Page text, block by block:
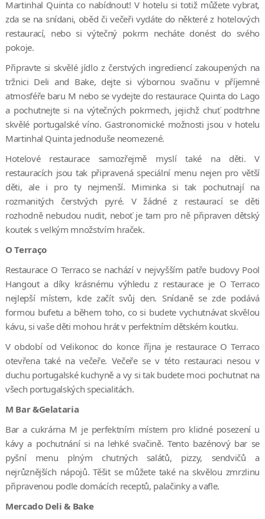
Martinhal Quinta co nabídnout! V hotelu si totiž můžete vybrat,
zda se na snídani, oběd či večeři vydáte do některé z hotelových
restaurací, nebo si výtečný pokrm necháte donést do svého
pokoje.
Připravte si skvělé jídlo z čerstvých ingrediencí zakoupených na
tržnici Deli and Bake, dejte si výbornou svačinu v příjemné
atmosféře baru M nebo se vydejte do restaurace Quinta do Lago
a pochutnejte si na výtečných pokrmech, jejichž chuť podtrhne
skvělé portugalské víno. Gastronomické možnosti jsou v hotelu
Martinhal Quinta jednoduše neomezené.
Hotelové restaurace samozřejmě myslí také na děti. V
restauracích jsou tak připravená speciální menu nejen pro větší
děti, ale i pro ty nejmenší. Miminka si tak pochutnají na
rozmanitých čerstvých pyré. V žádné z restaurací se děti
rozhodně nebudou nudit, neboť je tam pro ně připraven dětský
koutek s velkým množstvím hraček.
O Terraço
Restaurace O Terraco se nachází v nejvyšším patře budovy Pool
Hangout a díky krásnému výhledu z restaurace je O Terraco
nejlepší místem, kde začít svůj den. Snídaně se zde podává
formou bufetu a během toho, co si budete vychutnávat skvělou
kávu, si vaše děti mohou hrát v perfektním dětském koutku.
V období od Velikonoc do konce října je restaurace O Terraco
otevřena také na večeře. Večeře se v této restauraci nesou v
duchu portugalské kuchyně a vy si tak budete moci pochutnat na
všech portugalských specialitách.
M Bar &Gelataria
Bar a cukrárna M je perfektním místem pro klidné posezení u
kávy a pochutnání si na lehké svačině. Tento bazénový bar se
pyšní menu plným chutných salátů, pizzy, sendvičů a
nejrůznějších nápojů. Těšit se můžete také na skvělou zmrzlinu
připravenou podle domácích receptů, palačinky a vafle.
Mercado Deli & Bake